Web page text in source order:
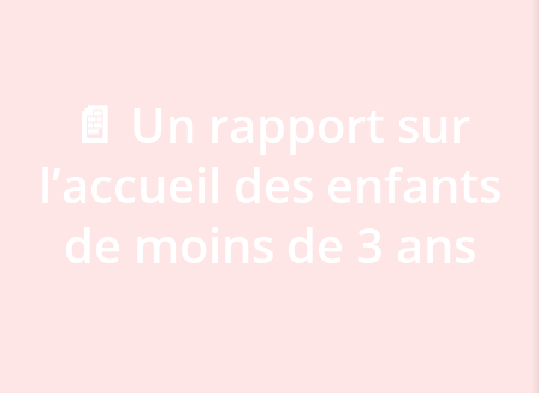
📄 Un rapport sur
l’accueil des enfants
de moins de 3 ans